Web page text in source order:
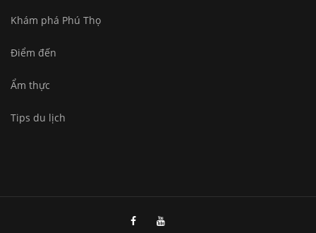
Khám phá Phú Thọ
Điểm đến
Ẩm thực
Tips du lịch